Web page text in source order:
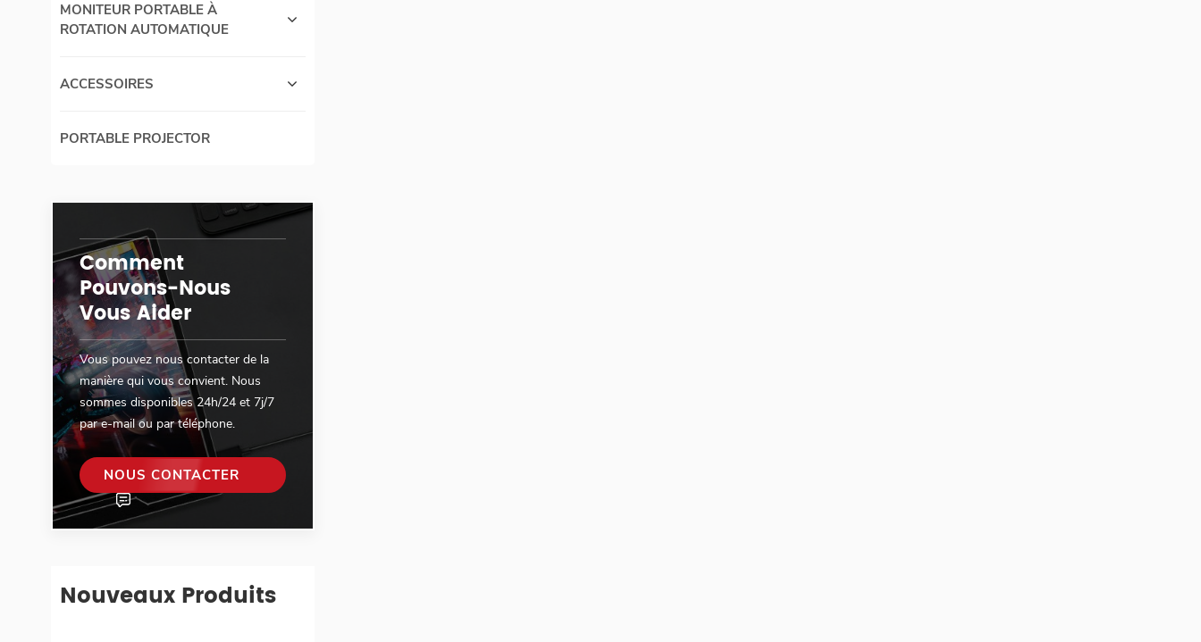
MONITEUR PORTABLE À
ROTATION AUTOMATIQUE
ACCESSOIRES
PORTABLE PROJECTOR
Comment
Pouvons-Nous
Vous Aider
Vous pouvez nous contacter de la
manière qui vous convient. Nous
sommes disponibles 24h/24 et 7j/7
par e-mail ou par téléphone.
NOUS CONTACTER
Nouveaux Produits